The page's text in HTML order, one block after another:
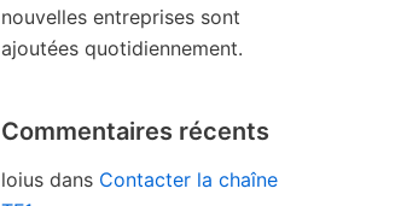
nouvelles entreprises sont
ajoutées quotidiennement.
Commentaires récents
loius dans Contacter la chaîne